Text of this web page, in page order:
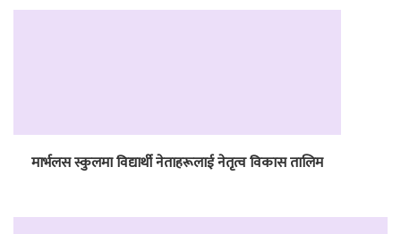
मार्भलस स्कुलमा विद्यार्थी नेताहरूलाई नेतृत्व विकास तालिम